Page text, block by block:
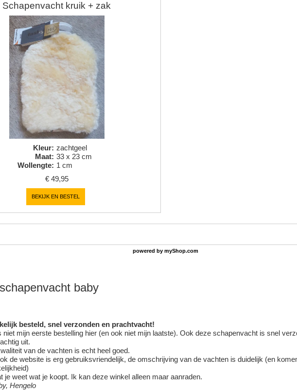
Schapenvacht kruik + zak
Kleur: zachtgeel
Maat: 33 x 23 cm
Wollengte: 1 cm
€ 49,95
BEKIJK EN BESTEL
powered bymyShop.com
baby
besteld, snel verzonden en prachtvacht!
niet mijn eerste bestelling hier (en ook niet mijn laatste). Ook dezeschapenvacht is snel
uit.
van de vachten is echt heel goed.
de website is erg gebruiksvriendelijk, de omschrijving van de vachten is duidelijk (en
je weet wat je koopt. Ik kan deze winkel alleen maar aanraden.
Hengelo